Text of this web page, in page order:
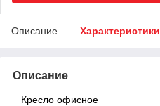
Описание Характеристики
Описание
Кресло офисное